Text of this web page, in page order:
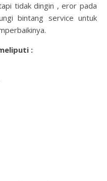
tidak dingin , eror pada
bintang service untuk
: